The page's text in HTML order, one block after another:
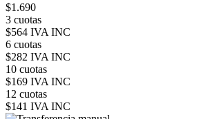
$1.690
3 cuotas
$564 IVA INC
6 cuotas
$282 IVA INC
10 cuotas
$169 IVA INC
12 cuotas
$141 IVA INC